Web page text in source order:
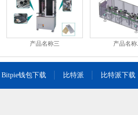
产品名称三 产品名
Bitpie钱包下载 比特派 比特派下载